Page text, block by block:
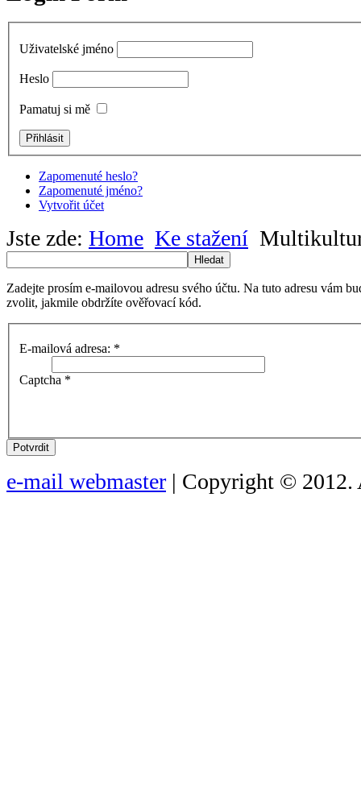
Uživatelské jméno
Heslo
Pamatuj si mě
Zapomenuté heslo?
Zapomenuté jméno?
Vytvořit účet
Jste zde: Home Ke stažení
Hledat
Zadejte prosím e-mailovou adresu svého účtu. Na tuto adresu vám
zvolit, jakmile obdržíte ověřovací kód.
E-mailová adresa: *
Captcha *
Potvrdit
e-mail webmaster | Copyright © 2012.